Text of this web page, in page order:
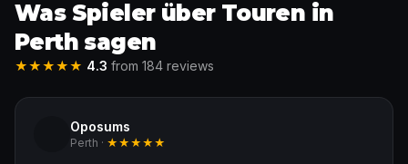
Was Spieler über Touren in
Perth sagen
★★★★★ 4.3 from 184 reviews
Oposums
Perth · ★★★★★